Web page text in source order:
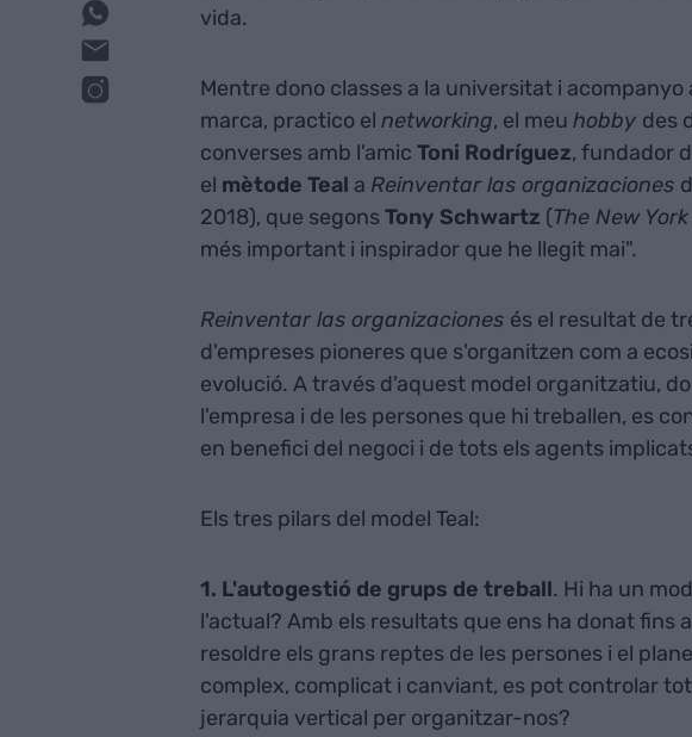
vida.
Mentre dono classes a la universitat i
marca, practico el networking, el meu hobby des
converses amb l'amic Toni Rodríguez, fundador
el mètode Teal a Reinventar las organizaciones
2018), que segonsTony Schwartz (The New
més important i inspirador que he llegit mai".
Reinventar las organizaciones és el resultat de
d'empreses pioneres que s'organitzen com a
evolució. A través d'aquest model organitzatiu,
l'empresa i de les persones que hi treballen, es
en benefici del negoci i de tots els agents
Els tres pilars del model Teal:
1. L'autogestió de grups de treball. Hi ha un
l'actual? Amb els resultats que ens ha donat fins
resoldre els grans reptes de les persones i el
complex, complicat i canviant, es pot controlar
jerarquia vertical per organitzar-nos?